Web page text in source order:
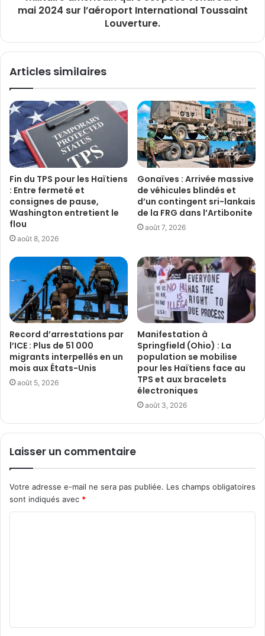
mai 2024 sur l’aéroport International Toussaint
Louverture.
Articles similaires
Fin du TPS pour les Haïtiens
: Entre fermeté et
consignes de pause,
Washington entretient le
flou
août 8, 2026
Gonaïves : Arrivée massive
de véhicules blindés et
d’un contingent sri-lankais
de la FRG dans l’Artibonite
août 7, 2026
Record d’arrestations par
l’ICE : Plus de 51 000
migrants interpellés en un
mois aux États-Unis
août 5, 2026
Manifestation à
Springfield (Ohio) : La
population se mobilise
pour les Haïtiens face au
TPS et aux bracelets
électroniques
août 3, 2026
Laisser un commentaire
Votre adresse e-mail ne sera pas publiée. Les champs obligatoires
sont indiqués avec *
t